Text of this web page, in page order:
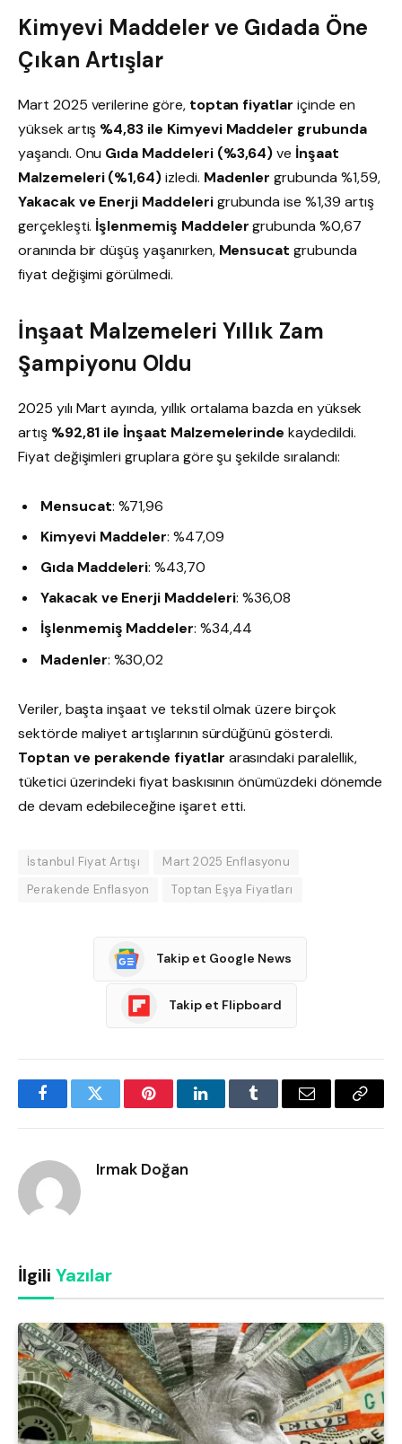
Kimyevi Maddeler ve Gıdada Öne
Çıkan Artışlar
Mart 2025 verilerine göre, toptan fiyatlar içinde en
yüksek artış %4,83 ile Kimyevi Maddeler grubunda
yaşandı. Onu Gıda Maddeleri (%3,64)ve İnşaat
Malzemeleri (%1,64)izledi. Madenler grubunda %1,59,
Yakacak ve Enerji Maddelerigrubunda ise %1,39 artış
gerçekleşti. İşlenmemiş Maddelergrubunda %0,67
oranında bir düşüş yaşanırken, Mensucat grubunda
fiyat değişimi görülmedi.
İnşaat Malzemeleri Yıllık Zam
Şampiyonu Oldu
2025 yılı Mart ayında, yıllık ortalama bazda en yüksek
artış %92,81 ile İnşaat Malzemelerinde kaydedildi.
Fiyat değişimleri gruplara göre şu şekilde sıralandı:
Mensucat: %71,96
Kimyevi Maddeler: %47,09
Gıda Maddeleri: %43,70
Yakacak ve Enerji Maddeleri: %36,08
İşlenmemiş Maddeler: %34,44
Madenler: %30,02
Veriler, başta inşaat ve tekstil olmak üzere birçok
sektörde maliyet artışlarının sürdüğünü gösterdi.
Toptan ve perakende fiyatlar arasındaki paralellik,
tüketici üzerindeki fiyat baskısının önümüzdeki dönemde
de devam edebileceğine işaret etti.
İstanbul Fiyat Artışı
Mart 2025 Enflasyonu
Perakende Enflasyon
Toptan Eşya Fiyatları
Takip et Google News
Takip et Flipboard
FacebookTwitter PinterestLinkedInTumblr Email
Copy
Irmak Doğan
İlgili Yazılar